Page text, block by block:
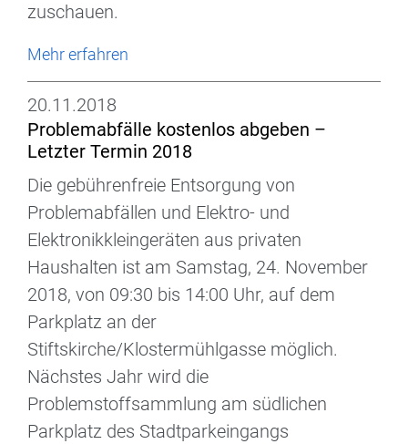
zuschauen.
Mehr erfahren
20.11.2018
Problemabfälle kostenlos abgeben –
Letzter Termin 2018
Die gebührenfreie Entsorgung von
Problemabfällen und Elektro- und
Elektronikkleingeräten aus privaten
Haushalten ist am Samstag, 24. November
2018, von 09:30 bis 14:00 Uhr, auf dem
Parkplatz an der
Stiftskirche/Klostermühlgasse möglich.
Nächstes Jahr wird die
Problemstoffsammlung am südlichen
Parkplatz des Stadtparkeingangs